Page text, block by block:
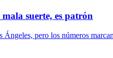
suerte, es patrón
pero los números